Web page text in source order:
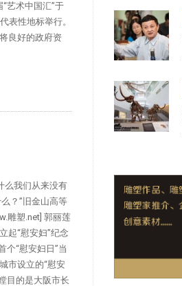
艺术中国汇”于
表性地标举行。
良好的政府资
么我们从来没有
？”旧金山高等
雕塑.net] 郭丽莲
起“慰安妇”纪念
个“慰安妇日”当
市设立的“慰安
目的是大阪市长